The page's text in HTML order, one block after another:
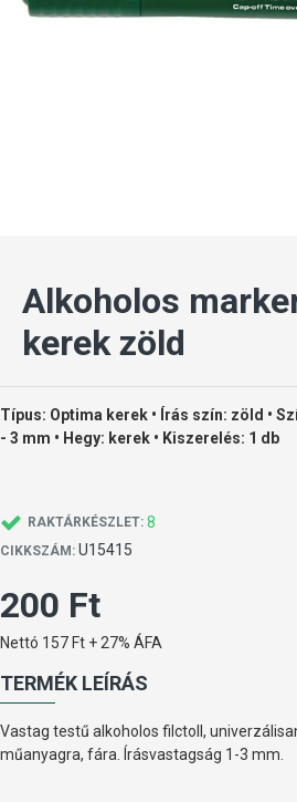
Alkoholos
kerek zöld
Típus: Optima kerek • Írás szín: zöld •
- 3 mm • Hegy: kerek • Kiszerelés: 1 db
RAKTÁRKÉSZLET: 8
CIKKSZÁM: U15415
200 Ft
Nettó 157 Ft + 27% ÁFA
TERMÉK LEÍRÁS
Vastag testű alkoholos filctoll,
műanyagra, fára. Írásvastagság 1-3 mm.